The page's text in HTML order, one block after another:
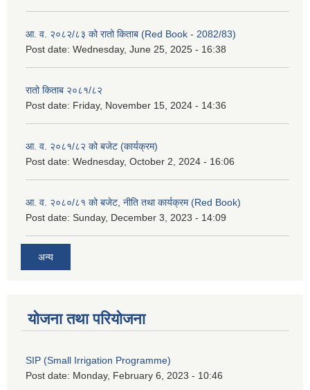
आ. व. २०८२/८३ को रातो किताब (Red Book - 2082/83)
Post date: Wednesday, June 25, 2025 - 16:38
रातो किताब २०८१/८२
Post date: Friday, November 15, 2024 - 14:36
आ. व. २०८१/८२ को बजेट (कार्यक्रम)
Post date: Wednesday, October 2, 2024 - 16:06
आ. व. २०८०/८१ को बजेट, नीति तथा कार्यक्रम (Red Book)
Post date: Sunday, December 3, 2023 - 14:09
अन्य
योजना तथा परियोजना
SIP (Small Irrigation Programme)
Post date: Monday, February 6, 2023 - 10:46